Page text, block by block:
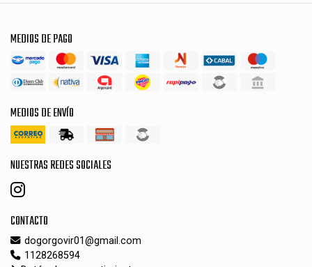
MEDIOS DE PAGO
MEDIOS DE ENVÍO
NUESTRAS REDES SOCIALES
CONTACTO
dogorgovir01@gmail.com
1128268594